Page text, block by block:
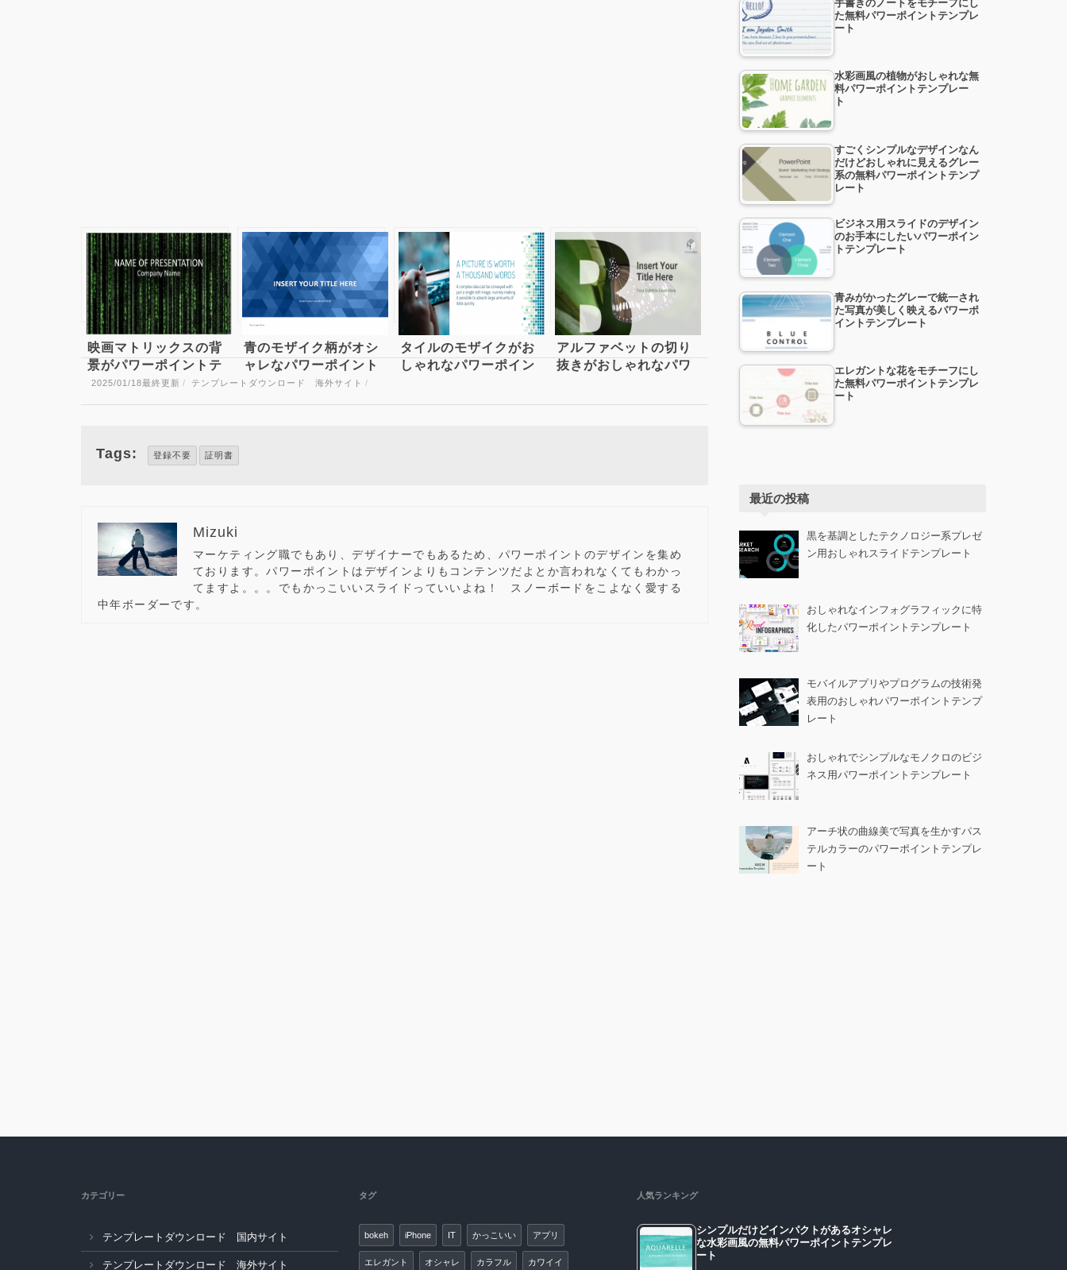
映画マトリックスの背
景がパワーポイントテ
ンプレートに Matrix
青のモザイク柄がオシ
ャレなパワーポイント
テンプレート Blue
タイルのモザイクがお
しゃれなパワーポイン
アルファベットの切り
抜きがおしゃれなパワ
2025/01/18最終更新 / テンプレートダウンロード 海外サイト /
Tags: 登録不要 証明書
Mizuki
マーケティング職でもあり、デザイナーでもあるため、パワーポイントのデザインを集め
ております。パワーポイントはデザインよりもコンテンツだよとか言われなくてもわかっ
てますよ。。。でもかっこいいスライドっていいよね！ スノーボードをこよなく愛する
中年ボーダーです。
手書きのノートをモチーフにし
た無料パワーポイントテンプレ
ート
水彩画風の植物がおしゃれな無
料パワーポイントテンプレー
ト
すごくシンプルなデザインなん
だけどおしゃれに見えるグレー
系の無料パワーポイントテンプ
レート
ビジネス用スライドのデザイン
のお手本にしたいパワーポイン
トテンプレート
青みがかったグレーで統一され
た写真が美しく映えるパワーポ
イントテンプレート
エレガントな花をモチーフにし
た無料パワーポイントテンプレ
ート
最近の投稿
黒を基調としたテクノロジー系プレゼ
ン用おしゃれスライドテンプレート
おしゃれなインフォグラフィックに特
化したパワーポイントテンプレート
モバイルアプリやプログラムの技術発
表用のおしゃれパワーポイントテンプ
レート
おしゃれでシンプルなモノクロのビジ
ネス用パワーポイントテンプレート
アーチ状の曲線美で写真を生かすパス
テルカラーのパワーポイントテンプレ
ート
カテゴリー
テンプレートダウンロード 国内サイト
テンプレートダウンロード 海外サイト
タグ
bokeh iPhone IT かっこいい アプリ
エレガント オシャレ カラフル カワイイ
人気ランキング
シンプルだけどインパクトがあるオシャレ
な水彩画風の無料パワーポイントテンプレ
ート